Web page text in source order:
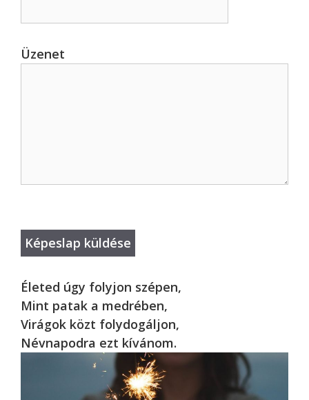
Üzenet
Életed úgy folyjon szépen,
Mint patak a medrében,
Virágok közt folydogáljon,
Névnapodra ezt kívánom.